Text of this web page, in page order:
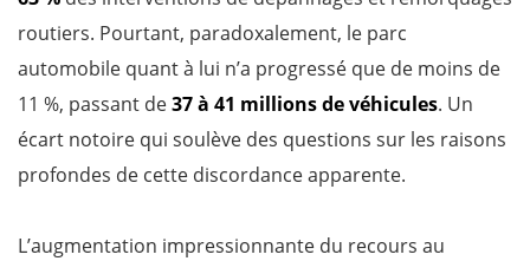
routiers. Pourtant, paradoxalement, le parc
automobile quant à lui n’a progressé que de moins de
11 %, passant de37 à 41 millions de véhicules. Un
écart notoire qui soulève des questions sur les raisons
profondes de cette discordance apparente.
L’augmentation impressionnante du recours au